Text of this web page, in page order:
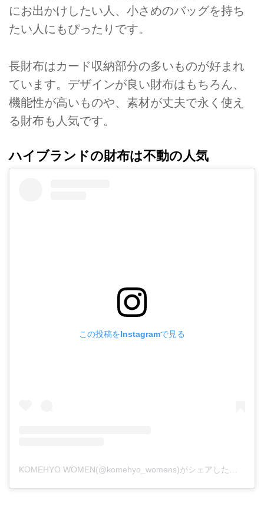
にお出かけしたい人、小さめのバッグを持ち
たい人にもぴったりです。
長財布はカード収納部分の多いものが好まれ
ています。デザインが良い財布はもちろん、
機能性が高いものや、素材が丈夫で永く使え
る財布も人気です。
ハイブランドの財布は不動の人気
この投稿をInstagramで見る
KOMEHYO WOMEN(@komehyo_womens)がシェアした投稿